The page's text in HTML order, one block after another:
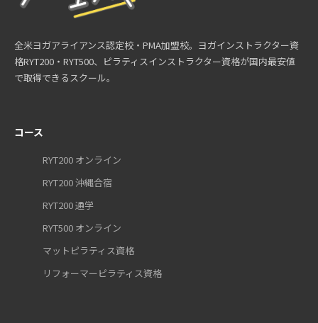
全米ヨガアライアンス認定校・PMA加盟校。ヨガインストラクター資
格RYT200・RYT500、ピラティスインストラクター資格が国内最安値
で取得できるスクール。
コース
RYT200 オンライン
RYT200 沖縄合宿
RYT200 通学
RYT500 オンライン
マットピラティス資格
リフォーマーピラティス資格